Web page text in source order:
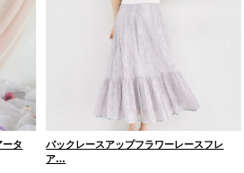
ータ
バックレースアップフラワーレースフレ
ア…